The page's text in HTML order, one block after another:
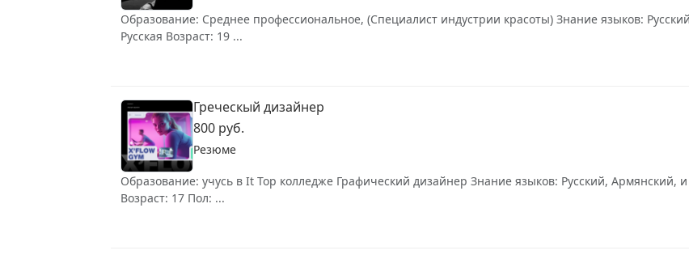
Образование: Среднее профессиональное, (Специалист индустрии красоты) Знание языков:
Русская Возраст: 19 ...
Греческый дизайнер
800 руб.
Резюме
Образование: учусь в It Top колледже Графический дизайнер Знание языков: Русский, Армянский,
Возраст: 17 Пол: ...